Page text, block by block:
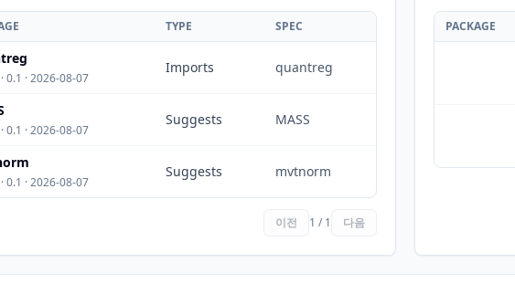
TYPE SPEC
0.1 · 2026-08-07
Imports quantreg
0.1 · 2026-08-07
Suggests MASS
0.1 · 2026-08-07
Suggests mvtnorm
이전 1 / 1 다음
PACKAGE